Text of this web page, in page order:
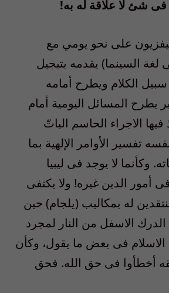
فى شئ لا علاقة له به!
على نحو يومي مع
السينما) يقدمه بتبجيل
الكلام ويطرح أمامه
يطرح المسائل اليومية أمام
الاجراء الحاسم الباتّ
تفسير الأوامر الإلهية بما
وكأنما لا يوجد فى ليبيا
الدين غيره! ولا يكتفى
له بمكاليب (يلجام) حين
الاسفل من النار لمجرد
فى بعض ما يقول، وكأن
أخطأوا فى حق الله. فحق